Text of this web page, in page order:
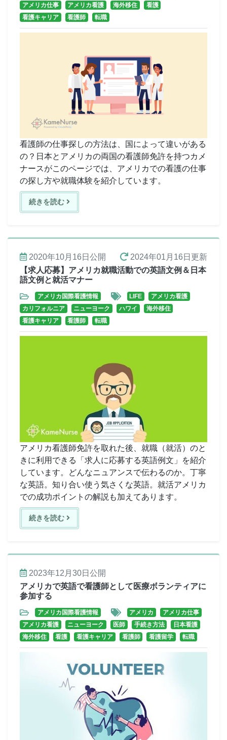
アメリカ仕事
アメリカ看護 海外移住
看護
看護キャリア
看護師 転職
看護師の仕事探しの方法は、国によって違いがある
の？日本とアメリカの両国の看護師免許を持つカメ
ナースがこのページでは、アメリカでの看護の仕事
の探し方や就職体験を紹介しています。
続きを読む
2020年10月16日 公開 2024年01月16日 更新
【求人応募】アメリカ就職活動での英語文例＆日本
語文例と就活マナー
アメリカ国際看護情報 LIFE
アメリカ看護
カリフォルニア
ニューヨーク ハワイ
海外移住
看護キャリア
看護師 転職
アメリカ看護師免許を取れた後、就職（就活）のと
きに利用できる「求人に応募する英語例文」を紹介
しています。どんなニュアンスで伝わるのか。丁寧
な英語。知り合い使う気さくな英語。就活アメリカ
での成功ポイントの解説も加えてあります。
続きを読む
2023年12月30日 公開
アメリカで英語で看護師として医療ボランティアに
参加する
アメリカ国際看護情報 アメリカ
アメリカ仕事
アメリカ看護
ニューヨーク 医師 手続き方法
日本看護
海外移住
看護 看護キャリア 看護師 看護留学 転職